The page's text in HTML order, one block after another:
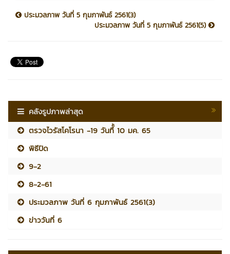
ประมวลภาพ วันที่ 5 กุมภาพันธ์ 2561(3)
ประมวลภาพ วันที่ 5 กุมภาพันธ์ 2561(5)
คลังรูปภาพล่าสุด
ตรวจไวรัสโคโรนา -19 วันทืั้ 10 มค. 65
พิธีปิด
9-2
8-2-61
ประมวลภาพ วันที่ 6 กุมภาพันธ์ 2561(3)
ข่าววันที่ 6